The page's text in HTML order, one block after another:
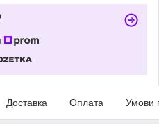
Доставка Оплата Умови